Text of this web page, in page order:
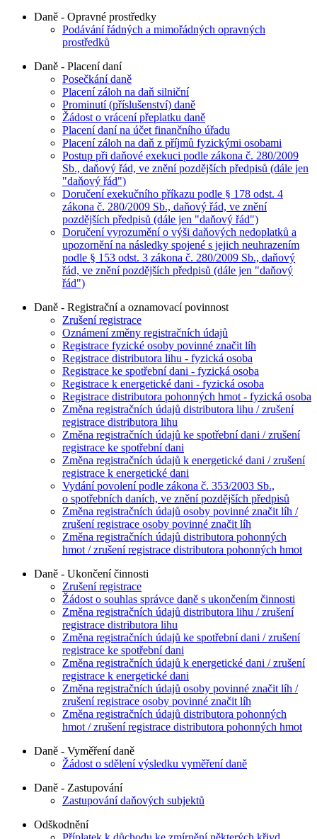
Daně - Opravné prostředky
Podávání řádných a mimořádných opravných
prostředků
Daně - Placení daní
Posečkání daně
Placení záloh na daň silniční
Prominutí (příslušenství) daně
Žádost o vrácení přeplatku daně
Placení daní na účet finančního úřadu
Placení záloh na daň z příjmů fyzickými osobami
Postup při daňové exekuci podle zákona č. 280/2009
Sb., daňový řád, ve znění pozdějších předpisů (dále jen
"daňový řád")
Doručení exekučního příkazu podle § 178 odst. 4
zákona č. 280/2009 Sb., daňový řád, ve znění
pozdějších předpisů (dále jen "daňový řád")
Doručení vyrozumění o výši daňových nedoplatků a
upozornění na následky spojené s jejich neuhrazením
podle § 153 odst. 3 zákona č. 280/2009 Sb., daňový
řád, ve znění pozdějších předpisů (dále jen "daňový
řád")
Daně - Registrační a oznamovací povinnost
Zrušení registrace
Oznámení změny registračních údajů
Registrace fyzické osoby povinné značit líh
Registrace distributora lihu - fyzická osoba
Registrace ke spotřební dani - fyzická osoba
Registrace k energetické dani - fyzická osoba
Registrace distributora pohonných hmot - fyzická osoba
Změna registračních údajů distributora lihu / zrušení
registrace distributora lihu
Změna registračních údajů ke spotřební dani / zrušení
registrace ke spotřební dani
Změna registračních údajů k energetické dani / zrušení
registrace k energetické dani
Vydání povolení podle zákona č. 353/2003 Sb.,
o spotřebních daních, ve znění pozdějších předpisů
Změna registračních údajů osoby povinné značit líh /
zrušení registrace osoby povinné značit líh
Změna registračních údajů distributora pohonných
hmot / zrušení registrace distributora pohonných hmot
Daně - Ukončení činnosti
Zrušení registrace
Žádost o souhlas správce daně s ukončením činnosti
Změna registračních údajů distributora lihu / zrušení
registrace distributora lihu
Změna registračních údajů ke spotřební dani / zrušení
registrace ke spotřební dani
Změna registračních údajů k energetické dani / zrušení
registrace k energetické dani
Změna registračních údajů osoby povinné značit líh /
zrušení registrace osoby povinné značit líh
Změna registračních údajů distributora pohonných
hmot / zrušení registrace distributora pohonných hmot
Daně - Vyměření daně
Žádost o sdělení výsledku vyměření daně
Daně - Zastupování
Zastupování daňových subjektů
Odškodnění